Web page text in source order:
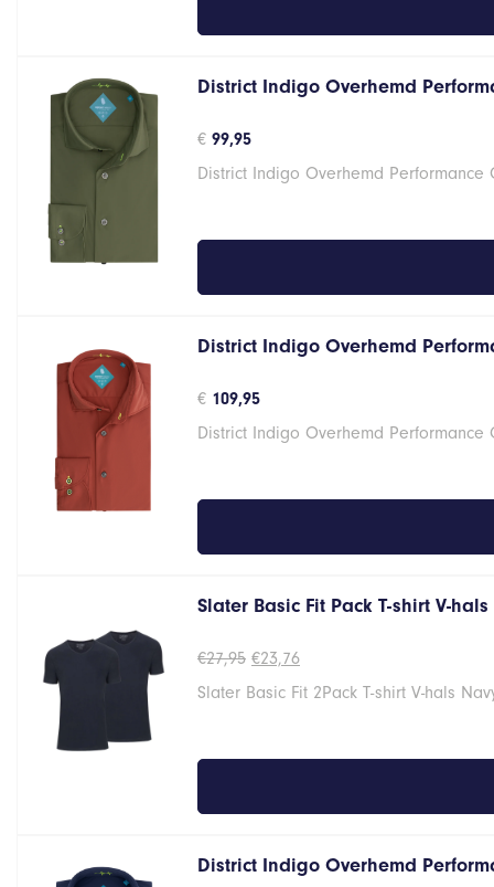
District Indigo Overhemd
€ 99,95
District Indigo Overhemd Performance
District Indigo Overhemd
€ 109,95
District Indigo Overhemd Performance
Slater Basic Fit Pack T-shirt V-
€27,95 Oorspronkelijke
was:
€23,76Huidige
is:
Slater Basic Fit 2Pack T-shirt V-hals
District Indigo Overhemd